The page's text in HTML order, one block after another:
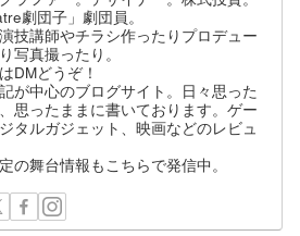
劇団子」劇団員。
技講師やチラシ作ったりプロデュー
写真撮ったり。
DMどうぞ！
が中心のブログサイト。日々思った
思ったままに書いております。ゲー
タルガジェット、映画などのレビュ
の舞台情報もこちらで発信中。